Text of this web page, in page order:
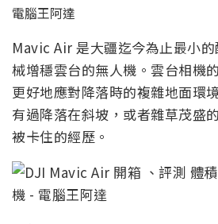
Mavic Air 是大疆迄今為止最小
械增穩雲台的無人機。雲台相機
更好地應對降落時的複雜地面環
有過降落在斜坡，或者雜草茂盛
被卡住的經歷。